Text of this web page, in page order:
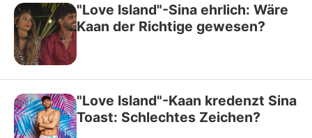
"Love Island"-Sina ehrlich: Wäre
Kaan der Richtige gewesen?
"Love Island"-Kaan kredenzt Sina
Toast: Schlechtes Zeichen?